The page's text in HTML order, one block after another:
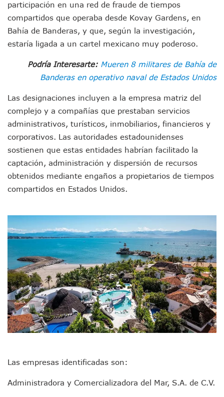
Morenistas Imparten Taller En Puerto Vallarta
CEDHJ Señala Violaciones A Derechos De Víctima De
Ayutla Bajo Investigación Tras Reporte De Posible
Lluvias E Inundaciones No Detienen El Transporte Público
Bruno Blancas Reúne A Especialistas Para Analizar La
Juan Carlos Castro Realiza Asamblea Informativa En La
Huracán En Formación Podría Generar Oleaje Elevado En
Viajar A Puerto Vallarta Este Verano Puede Costar Hasta
Buscan Reducir Riesgos Por Cocodrilos En Playas De
Plantean “Ley Don Juanito” Al Diputado Federal Bruno
Vecinos De La Playita Reciben A Juan Carlos Castro
Asesinan En Oaxaca Al Periodista Francisco Alejandro
Detienen A Cuatro Hombres Armados En Bucerías;
Adultos Mayores De Ixtapa Tendrán Una “Casa De Día”
Mujeres Recorren Calles De Ixtapa Para Identificar
CUCosta E IMSS Nayarit Avanzan En Acuerdos Para
Videos De Presunto Convoy Armado Desatan Operativo
Playa Las Cocinas: Retiran Concesión Y Anuncian Plan De
Dr. Álvarez Zayas Dirige Plan De Salud Animal Y
Por Desaparición Forzada, Expolicías De Nayarit
“El Mayo” Zambada Es Condenado A Morir En Prisión En
Orgullo Vallartense: Zhoemí Luévanos Competirá En El
Brigada Forense Brindará Atención A Familias De
Vecinos De Vallarta 500 Exponen Queja De Vialidades A
Pelea De Extranjera Durante Función De “La Odisea” En
Joven Esgrimista De Puerto Vallarta Asegura Lugar En El
Llegan Camiones “oruga” A Puerto Vallarta Con
Monzón Mexicano Causará Lluvias Muy Fuertes En
Descartan Riesgo De Tsunami Para Puerto Vallarta Tras
participación en una red de fraude de tiempos
compartidos que operaba desde Kovay Gardens, en
Bahía de Banderas, y que, según la investigación,
estaría ligada a un cartel mexicano muy poderoso.
Podría Interesarte: Mueren 8 militares de Bahía de
Banderas en operativo naval de Estados Unidos
Las designaciones incluyen a la empresa matriz del
complejo y a compañías que prestaban servicios
administrativos, turísticos, inmobiliarios, financieros y
corporativos. Las autoridades estadounidenses
sostienen que estas entidades habrían facilitado la
captación, administración y dispersión de recursos
obtenidos mediante engaños a propietarios de tiempos
compartidos en Estados Unidos.
Las empresas identificadas son:
Administradora y Comercializadora del Mar, S.A. de C.V.